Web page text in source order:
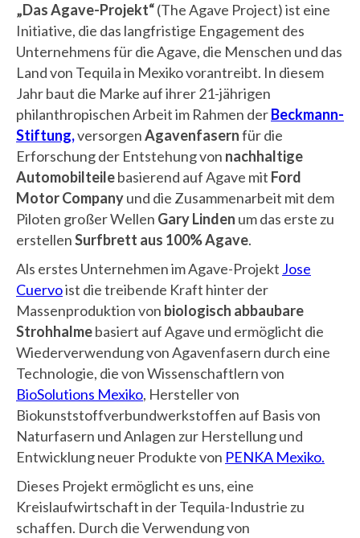
„Das Agave-Projekt“(The Agave Project) ist eine
Initiative, die das langfristige Engagement des
Unternehmens für die Agave, die Menschen und das
Land von Tequila in Mexiko vorantreibt. In diesem
Jahr baut die Marke auf ihrer 21-jährigen
philanthropischen Arbeit im Rahmen derBeckmann-
Stiftung,versorgenAgavenfasernfür die
Erforschung der Entstehung von nachhaltige
Automobilteilebasierend auf Agave mit Ford
Motor Companyund die Zusammenarbeit mit dem
Piloten großer Wellen Gary Linden um das erste zu
erstellenSurfbrett aus 100% Agave.
Als erstes Unternehmen im Agave-Projekt Jose
Cuervoist die treibende Kraft hinter der
Massenproduktion von biologisch abbaubare
Strohhalmebasiert auf Agave und ermöglicht die
Wiederverwendung von Agavenfasern durch eine
Technologie, die von Wissenschaftlern von
BioSolutions Mexiko, Hersteller von
Biokunststoffverbundwerkstoffen auf Basis von
Naturfasern und Anlagen zur Herstellung und
Entwicklung neuer Produkte von PENKA Mexiko.
Dieses Projekt ermöglicht es uns, eine
Kreislaufwirtschaft in der Tequila-Industrie zu
schaffen. Durch die Verwendung von